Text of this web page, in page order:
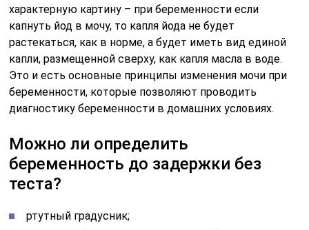
характерную картину – при беременности если
капнуть йод в мочу, то капля йода не будет
растекаться, как в норме, а будет иметь вид единой
капли, размещенной сверху, как капля масла в воде.
Это и есть основные принципы изменения мочи при
беременности, которые позволяют проводить
диагностику беременности в домашних условиях.
Можно ли определить
беременность до задержки без
теста?
ртутный градусник;